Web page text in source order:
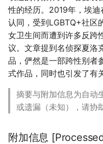
性的经历。2019年，埃
认同，受到LGBTQ+社区
女卫生间而遭到许多反跨
议。文章提到名侦探夏洛
品，俨然是一部跨性别者
式作品，同时也引发了有
摘要与附加信息为自动
或遗漏（未知），请协
附加信息